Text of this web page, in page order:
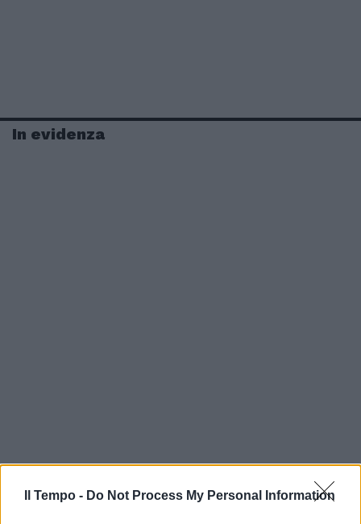
Il Tempo - Do Not Process My Personal Information
In evidenza